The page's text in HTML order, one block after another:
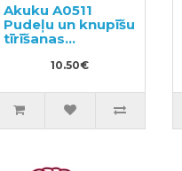
Akuku A0511
Pudeļu un knupīšu
tīrīšanas
10.50€